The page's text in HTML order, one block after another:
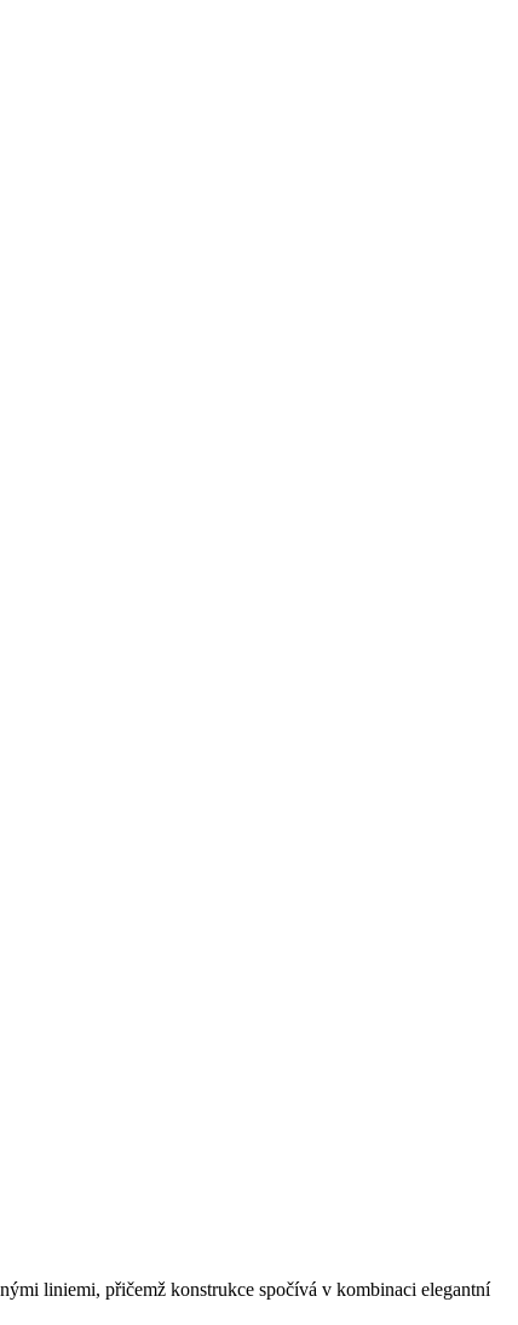
liniemi, přičemž konstrukce spočívá v kombinaci elegantní